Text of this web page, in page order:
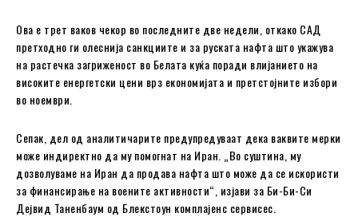
Ова е трет ваков чекор во последните две недели, откако САД
претходно ги олеснија санкциите и за руската нафта што укажува
на растечка загриженост во Белата куќа поради влијанието на
високите енергетски цени врз економијата и претстојните избори
во ноември.
Сепак, дел од аналитичарите предупредуваат дека ваквите мерки
може индиректно да му помогнат на Иран. „Во суштина, му
дозволуваме на Иран да продава нафта што може да се искористи
за финансирање на воените активности“, изјави за Би-Би-Си
Дејвид Таненбаум од Блекстоун комплајенс сервисес.